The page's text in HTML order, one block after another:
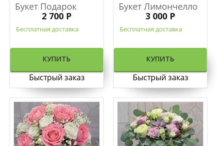
Букет Подарок
2 700 Р
Бесплатная доставка
КУПИТЬ
Быстрый заказ
Букет Лимончелло
3 000 Р
Бесплатная доставка
КУПИТЬ
Быстрый заказ